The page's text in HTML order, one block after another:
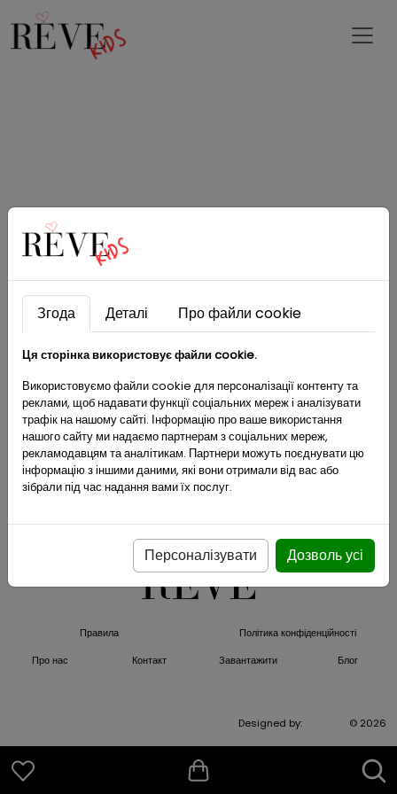
Правила
Політика конфіденційності
Про нас
Контакт Завантажити Блог
Designed by: © 2026
Згода Деталі Про файли cookie
Ця сторінка використовує файли cookie.
Використовуємо файли cookie для персоналізації контенту та
реклами, щоб надавати функції соціальних мереж і аналізувати
трафік на нашому сайті. Інформацію про ваше використання
нашого сайту ми надаємо партнерам з соціальних мереж,
рекламодавцям та аналітикам. Партнери можуть поєднувати цю
інформацію з іншими даними, які вони отримали від вас або
зібрали під час надання вами їх послуг.
Персоналізувати Дозволь усі